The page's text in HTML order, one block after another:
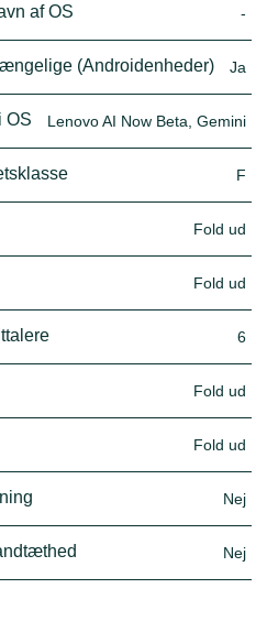
af OS -
(Androidenheder) Ja
OS Lenovo AI Now Beta, Gemini
F
Fold ud
Fold ud
6
Fold ud
Fold ud
Nej
Nej